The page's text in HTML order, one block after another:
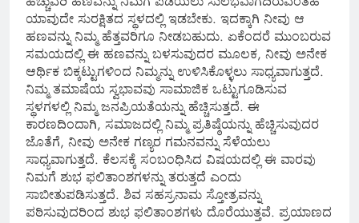
ಯಾವುದೇ ಸುರಕ್ಷಿತದ ಸ್ಥಳದಲ್ಲಿ ಇಡಬೇಕು. ಇದಕ್ಕಾಗಿ ನೀವು ಆ
ಹಣವನ್ನು ನಿಮ್ಮ ಹೆತ್ತವರಿಗೂ ನೀಡಬಹುದು. ಏಕೆಂದರೆ ಮುಂಬರುವ
ಸಮಯದಲ್ಲಿ ಈ ಹಣವನ್ನು ಬಳಸುವುದರ ಮೂಲಕ, ನೀವು ಅನೇಕ
ಆರ್ಥಿಕ ಬಿಕ್ಕಟ್ಟುಗಳಿಂದ ನಿಮ್ಮನ್ನು ಉಳಿಸಿಕೊಳ್ಳಲು ಸಾಧ್ಯವಾಗುತ್ತದೆ.
ನಿಮ್ಮ ತಮಾಷೆಯ ಸ್ವಭಾವವು ಸಾಮಾಜಿಕ ಒಟ್ಟುಗೂಡಿಸುವ
ಸ್ಥಳಗಳಲ್ಲಿ ನಿಮ್ಮ ಜನಪ್ರಿಯತೆಯನ್ನು ಹೆಚ್ಚಿಸುತ್ತದೆ. ಈ
ಕಾರಣದಿಂದಾಗಿ, ಸಮಾಜದಲ್ಲಿ ನಿಮ್ಮ ಪ್ರತಿಷ್ಠೆಯನ್ನು ಹೆಚ್ಚಿಸುವುದರ
ಜೊತೆಗೆ, ನೀವು ಅನೇಕ ಗಣ್ಯರ ಗಮನವನ್ನು ಸೆಳೆಯಲು
ಸಾಧ್ಯವಾಗುತ್ತದೆ. ಕೆಲಸಕ್ಕೆ ಸಂಬಂಧಿಸಿದ ವಿಷಯದಲ್ಲಿ ಈ ವಾರವು
ನಿಮಗೆ ಶುಭ ಫಲಿತಾಂಶಗಳನ್ನು ತರುತ್ತದೆ ಎಂದು
ಸಾಬೀತುಪಡಿಸುತ್ತದೆ. ಶಿವ ಸಹಸ್ರನಾಮ ಸ್ತೋತ್ರವನ್ನು
ಪಠಿಸುವುದರಿಂದ ಶುಭ ಫಲಿತಾಂಶಗಳು ದೊರೆಯುತ್ತವೆ. ಪ್ರಯಾಣದ